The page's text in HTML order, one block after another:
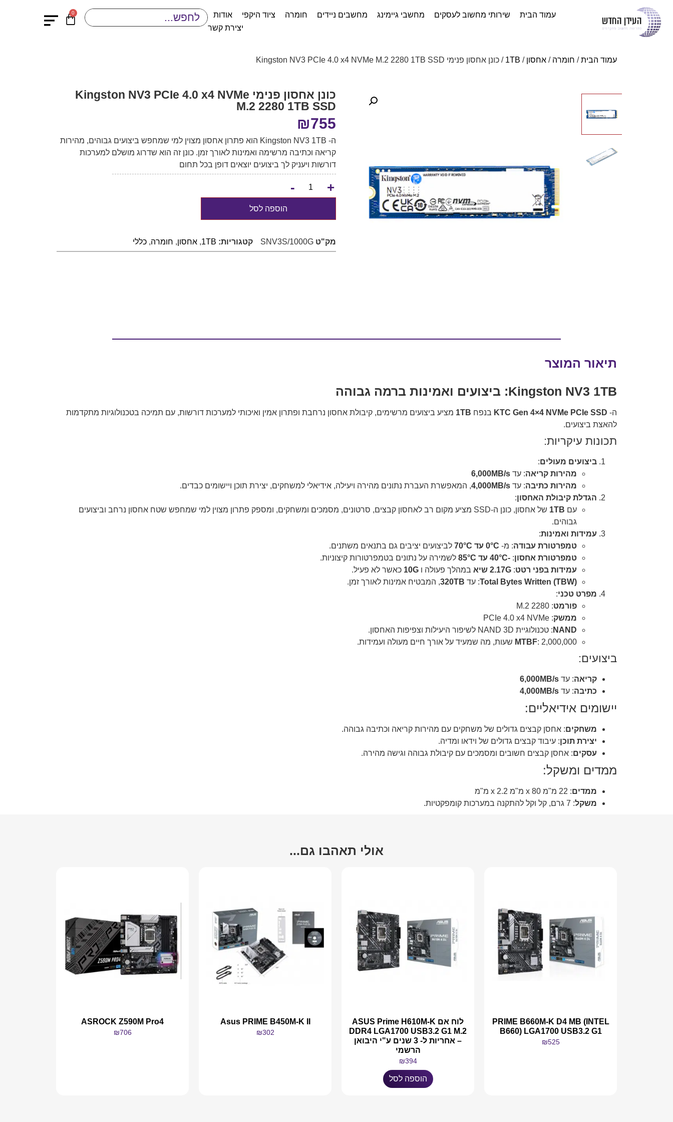
עמוד הבית שירותי מחשוב לעסקים מחשבי גיימינג מחשבים ניידים חומרה ציוד היקפי
אודות
יצירת קשר
0
עמוד הבית/ חומרה / אחסון /
1TB / כונן אחסון פנימי Kingston NV3 PCIe 4.0 x4 NVMe M.2 2280 1TB SSD
כונן אחסון פנימי Kingston NV3 PCIe 4.0 x4 NVMe
M.2 2280 1TB SSD
₪755
ה- Kingston NV3 1TB הוא פתרון אחסון מצוין למי שמחפש ביצועים גבוהים, מהירות
קריאה וכתיבה מרשימה ואמינות לאורך זמן. כונן זה הוא שדרוג מושלם למערכות
דורשות ויעניק לך ביצועים יוצאים דופן בכל תחום
+
-
הוספה לסל
מק"ט SNV3S/1000G קטגוריות: 1TB
, אחסון, חומרה, כללי
תיאור המוצר
Kingston NV3 1TB: ביצועים ואמינות ברמה גבוהה
ה- KTC Gen 4×4 NVMe PCIe SSD בנפח 1TB מציע ביצועים מרשימים, קיבולת אחסון נרחבת ופתרון אמין ואיכותי למערכות דורשות, עם תמיכה בטכנולוגיות מתקדמות
להאצת ביצועים.
תכונות עיקריות:
ביצועים מעולים:
מהירות קריאה: עד 6,000MB/s
מהירות כתיבה: עד 4,000MB/s, המאפשרת העברת נתונים מהירה ויעילה, אידיאלי למשחקים, יצירת תוכן ויישומים כבדים.
הגדלת קיבולת האחסון:
עם 1TB
של אחסון, כונן ה-SSD מציע מקום רב לאחסון קבצים, סרטונים, מסמכים ומשחקים, ומספק פתרון מצוין למי שמחפש שטח אחסון נרחב וביצועים
גבוהים.
עמידות ואמינות:
טמפרטורת עבודה: מ- 0°C עד 70°C
לביצועים יציבים גם בתנאים משתנים.
טמפרטורת אחסון: -40°C עד 85°C
לשמירה על נתונים בטמפרטורות קיצוניות.
עמידות בפני רטט: 2.17G שיא במהלך פעולה ו 10G כאשר לא פעיל.
Total Bytes Written (TBW): עד 320TB, המבטיח אמינות לאורך זמן.
מפרט טכני:
פורמט: M.2 2280
ממשק: PCIe 4.0 x4 NVMe
NAND : טכנולוגיית NAND 3D לשיפור היעילות וצפיפות האחסון.
MTBF: 2,000,000 שעות, מה שמעיד על אורך חיים מעולה ועמידות.
ביצועים:
קריאה: עד 6,000MB/s
כתיבה: עד 4,000MB/s
יישומים אידיאליים:
משחקים: אחסן קבצים גדולים של משחקים עם מהירות קריאה וכתיבה גבוהה.
יצירת תוכן: עיבוד קבצים גדולים של וידאו ומדיה.
עסקים: אחסן קבצים חשובים ומסמכים עם קיבולת גבוהה וגישה מהירה.
ממדים ומשקל:
ממדים: 22 מ"מ x 80 מ"מ x 2.2 מ"מ
משקל: 7 גרם, קל וקל להתקנה במערכות קומפקטיות.
אולי תאהבו גם...
PRIME B660M-K D4 MB (INTEL
B660) LGA1700 USB3.2 G1
₪525
לוח אם ASUS Prime H610M-K
DDR4 LGA1700 USB3.2 G1 M.2
– אחריות ל- 3 שנים ע"י היבואן
הרשמי
₪394
הוספה לסל
Asus PRIME B450M-K II
₪302
ASROCK Z590M Pro4
₪706